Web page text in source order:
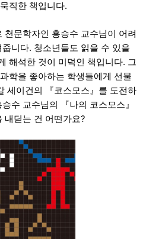
직한 책입니다.
천문학자인 홍승수 교수님이 어려
니다. 청소년들도 읽을 수 있을
해석한 것이 미덕인 책입니다. 그
학을 좋아하는 학생들에게 선물
세이건의 『코스모스』를 도전하
수 교수님의 『나의 코스모스』
내딛는 건 어떤가요?